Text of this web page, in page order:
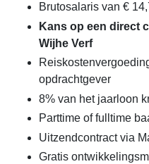
Brutosalaris van €
Kans op een direct
Wijhe Verf
opdrachtgever
8% van het jaarloon
Parttime of fulltime
Uitzendcontract via
Gratis